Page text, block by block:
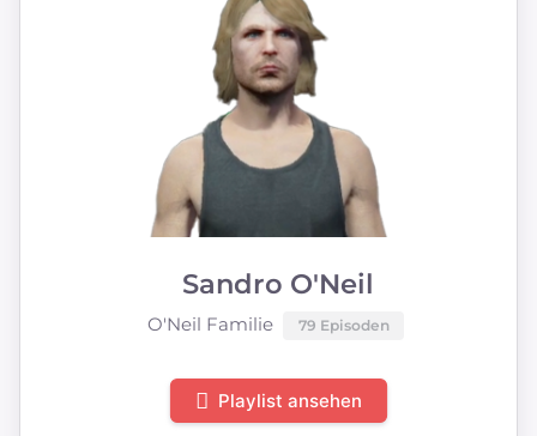
Sandro O'Neil
O'Neil Familie 79 Episoden
Playlist ansehen